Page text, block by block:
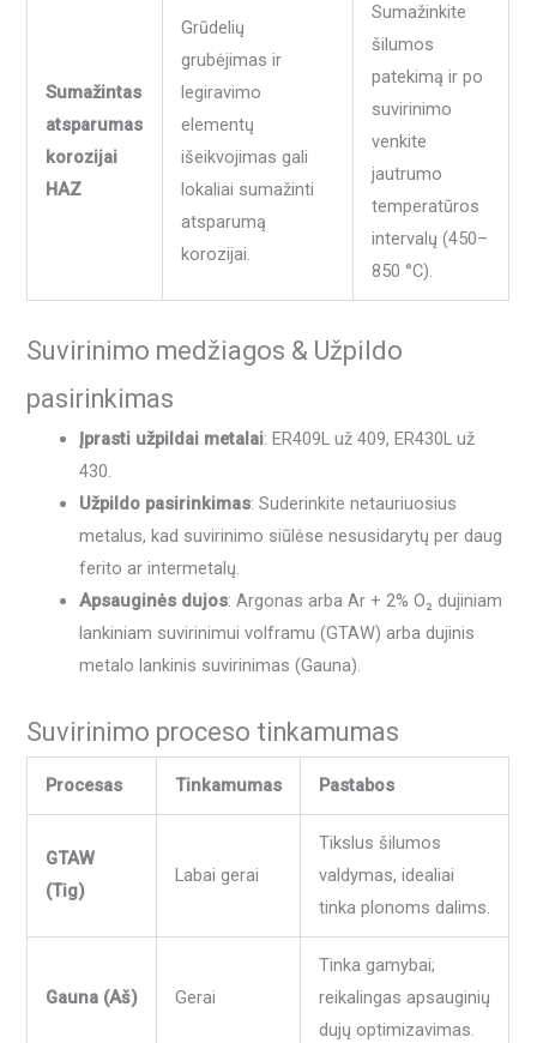
Sumažintas
atsparumas
korozijai
HAZ
Grūdelių
grubėjimas ir
legiravimo
elementų
išeikvojimas gali
lokaliai sumažinti
atsparumą
korozijai.
Sumažinkite
šilumos
patekimą ir po
suvirinimo
venkite
jautrumo
temperatūros
intervalų (450–
850 °C).
Suvirinimo medžiagos & Užpildo
pasirinkimas
Įprasti užpildai metalai: ER409L už 409, ER430L už
430.
Užpildo pasirinkimas: Suderinkite netauriuosius
metalus, kad suvirinimo siūlėse nesusidarytų per daug
ferito ar intermetalų.
Apsauginės dujos: Argonas arba Ar + 2% O₂ dujiniam
lankiniam suvirinimui volframu (GTAW) arba dujinis
metalo lankinis suvirinimas (Gauna).
Suvirinimo proceso tinkamumas
Procesas Tinkamumas Pastabos
GTAW
(Tig)
Labai gerai
Tikslus šilumos
valdymas, idealiai
tinka plonoms dalims.
Gauna (Aš) Gerai
Tinka gamybai;
reikalingas apsauginių
dujų optimizavimas.